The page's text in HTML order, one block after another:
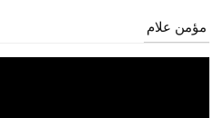
مؤمن علام